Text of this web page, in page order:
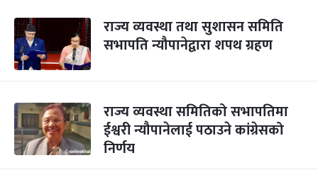
राज्य व्यवस्था तथा सुशासन समिति
सभापति न्यौपानेद्वारा शपथ ग्रहण
राज्य व्यवस्था समितिको सभापतिमा
ईश्वरी न्यौपानेलाई पठाउने कांग्रेसको
निर्णय